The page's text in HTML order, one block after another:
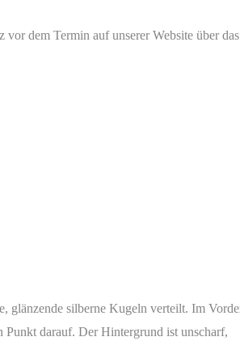
dem Termin auf unserer Website über das